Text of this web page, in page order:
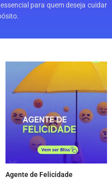
para quem deseja cuidar
Agente de Felicidade